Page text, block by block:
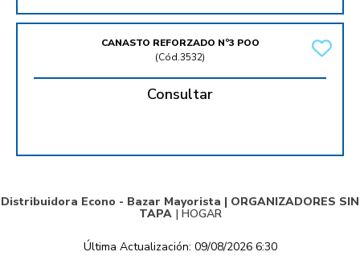
CANASTO REFORZADO Nº3 POO
(Cód.3532)
Consultar
Distribuidora Econo - Bazar Mayorista | ORGANIZADORES SIN
TAPA| HOGAR
Última Actualización: 09/08/2026 6:30